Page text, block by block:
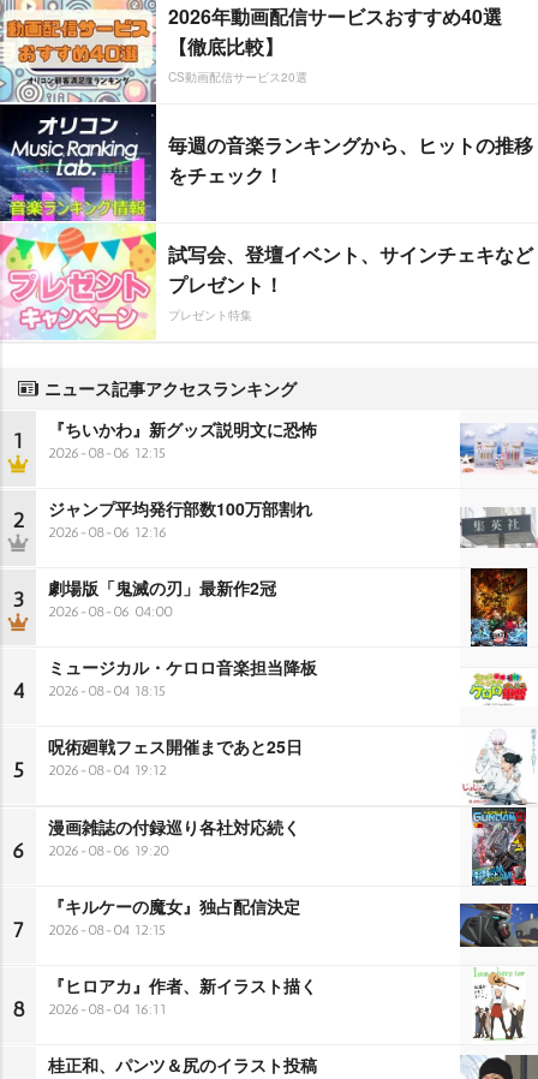
2026年動画配信サービスおすすめ40選
【徹底比較】
CS動画配信サービス20選
毎週の音楽ランキングから、ヒットの推移
をチェック！
試写会、登壇イベント、サインチェキなど
プレゼント！
プレゼント特集
ニュース記事アクセスランキング
1 『ちいかわ』新グッズ説明文に恐怖
2026-08-06 12:15
2 ジャンプ平均発行部数100万部割れ
2026-08-06 12:16
3 劇場版「鬼滅の刃」最新作2冠
2026-08-06 04:00
4
ミュージカル・ケロロ音楽担当降板
2026-08-04 18:15
5
呪術廻戦フェス開催まであと25日
2026-08-04 19:12
6
漫画雑誌の付録巡り各社対応続く
2026-08-06 19:20
7
『キルケーの魔女』独占配信決定
2026-08-04 12:15
8
『ヒロアカ』作者、新イラスト描く
2026-08-04 16:11
桂正和、パンツ＆尻のイラスト投稿